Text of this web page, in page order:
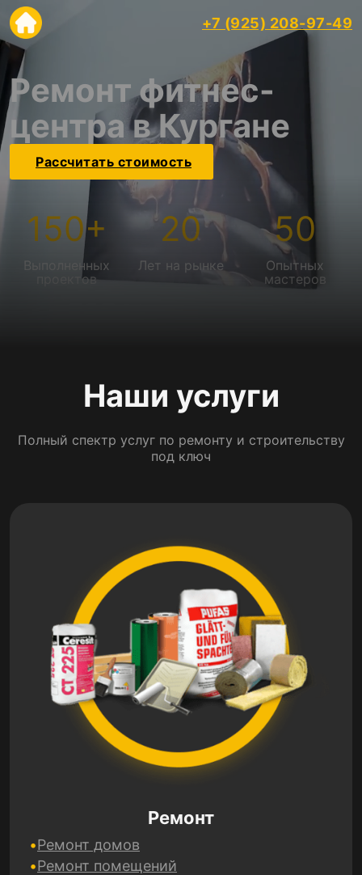
+7 (925) 208-97-49
Ремонт фитнес-
центра в Кургане
Рассчитать стоимость
150+
Выполненных
проектов
20
Лет на рынке
50
Опытных
мастеров
Наши услуги
Полный спектр услуг по ремонту и строительству
под ключ
Ремонт
Ремонт домов
Ремонт помещений